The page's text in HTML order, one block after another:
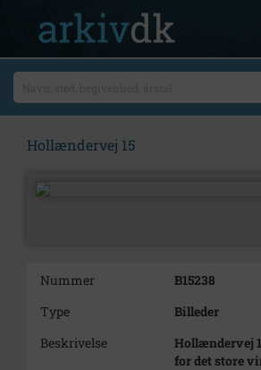
Hollændervej 15
Nummer
B15238
Type
Billeder
Beskrivelse
Hollændervej
for det store